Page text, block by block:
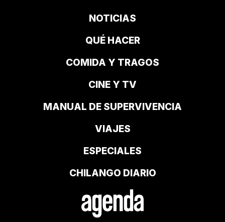
NOTICIAS
QUÉ HACER
COMIDA Y TRAGOS
CINE Y TV
MANUAL DE SUPERVIVENCIA
VIAJES
ESPECIALES
CHILANGO DIARIO